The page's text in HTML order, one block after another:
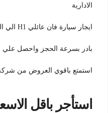
الادارية
ايجار سيارة فان عائلي H1 الي المطار بالسائق في مصر بالتالي
بادر بسرعة الحجز واحصل
استمتع باقوي العروض من
استأجر باقل